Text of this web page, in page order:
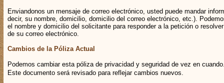
Enviandonos un mensaje de correo electrónico, usted puede mandar
decir, su nombre, domicilio, domicilio del correo electrónico, etc.).
el nombre y domicilio del solicitante para responder a la petición o
de su correo electrónico.
Cambios de la Póliza Actual
Podemos cambiar esta póliza de privacidad y seguridad de vez en
Este documento será revisado para reflejar cambios nuevos.